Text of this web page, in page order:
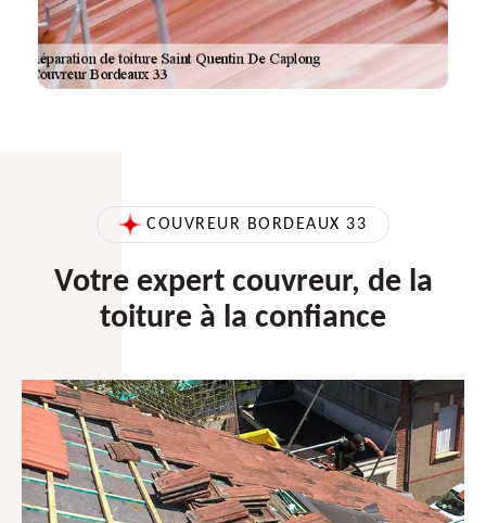
COUVREUR BORDEAUX 33
Votre expert couvreur, de la
toiture à la confiance